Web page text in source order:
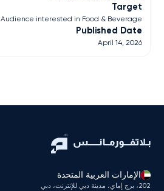
Target
Audience interested in Food & Beverage
Published Date
April 14, 2026
الإمارات العربية المتحدة
202، برج إماي، مدينة دبي للإنترنت، دبي